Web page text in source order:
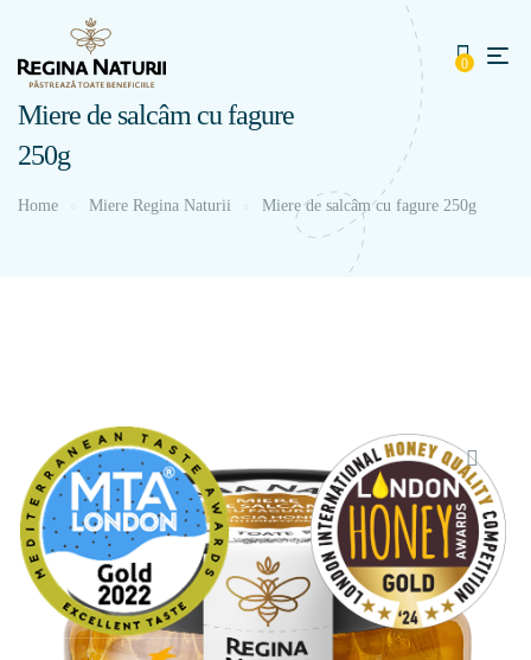
0
Miere de salcâm cu fagure
250g
Home Miere Regina Naturii Miere de salcâm cu fagure 250g